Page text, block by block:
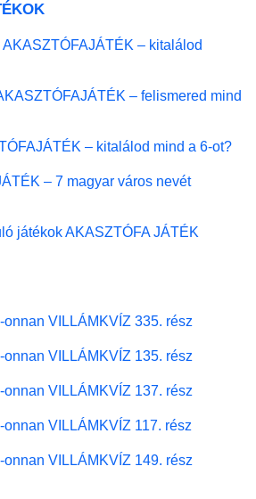
– kitalálod
– felismered mind
– kitalálod mind a 6-ot?
– 7 magyar város nevét
játékok AKASZTÓFA JÁTÉK
VILLÁMKVÍZ 335. rész
VILLÁMKVÍZ 135. rész
VILLÁMKVÍZ 137. rész
VILLÁMKVÍZ 117. rész
VILLÁMKVÍZ 149. rész